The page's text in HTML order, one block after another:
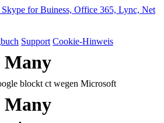
Support Cookie-Hinweis
blockt ct wegen Microsoft